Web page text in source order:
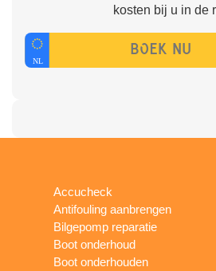
kosten bij u in de
Accucheck
Antifouling aanbrengen
Bilgepomp reparatie
Boot onderhoud
Boot onderhouden